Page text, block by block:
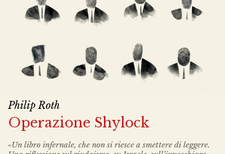
Philip Roth
Operazione Shylock
«Un libro infernale, che non si riesce a smettere di leggere.